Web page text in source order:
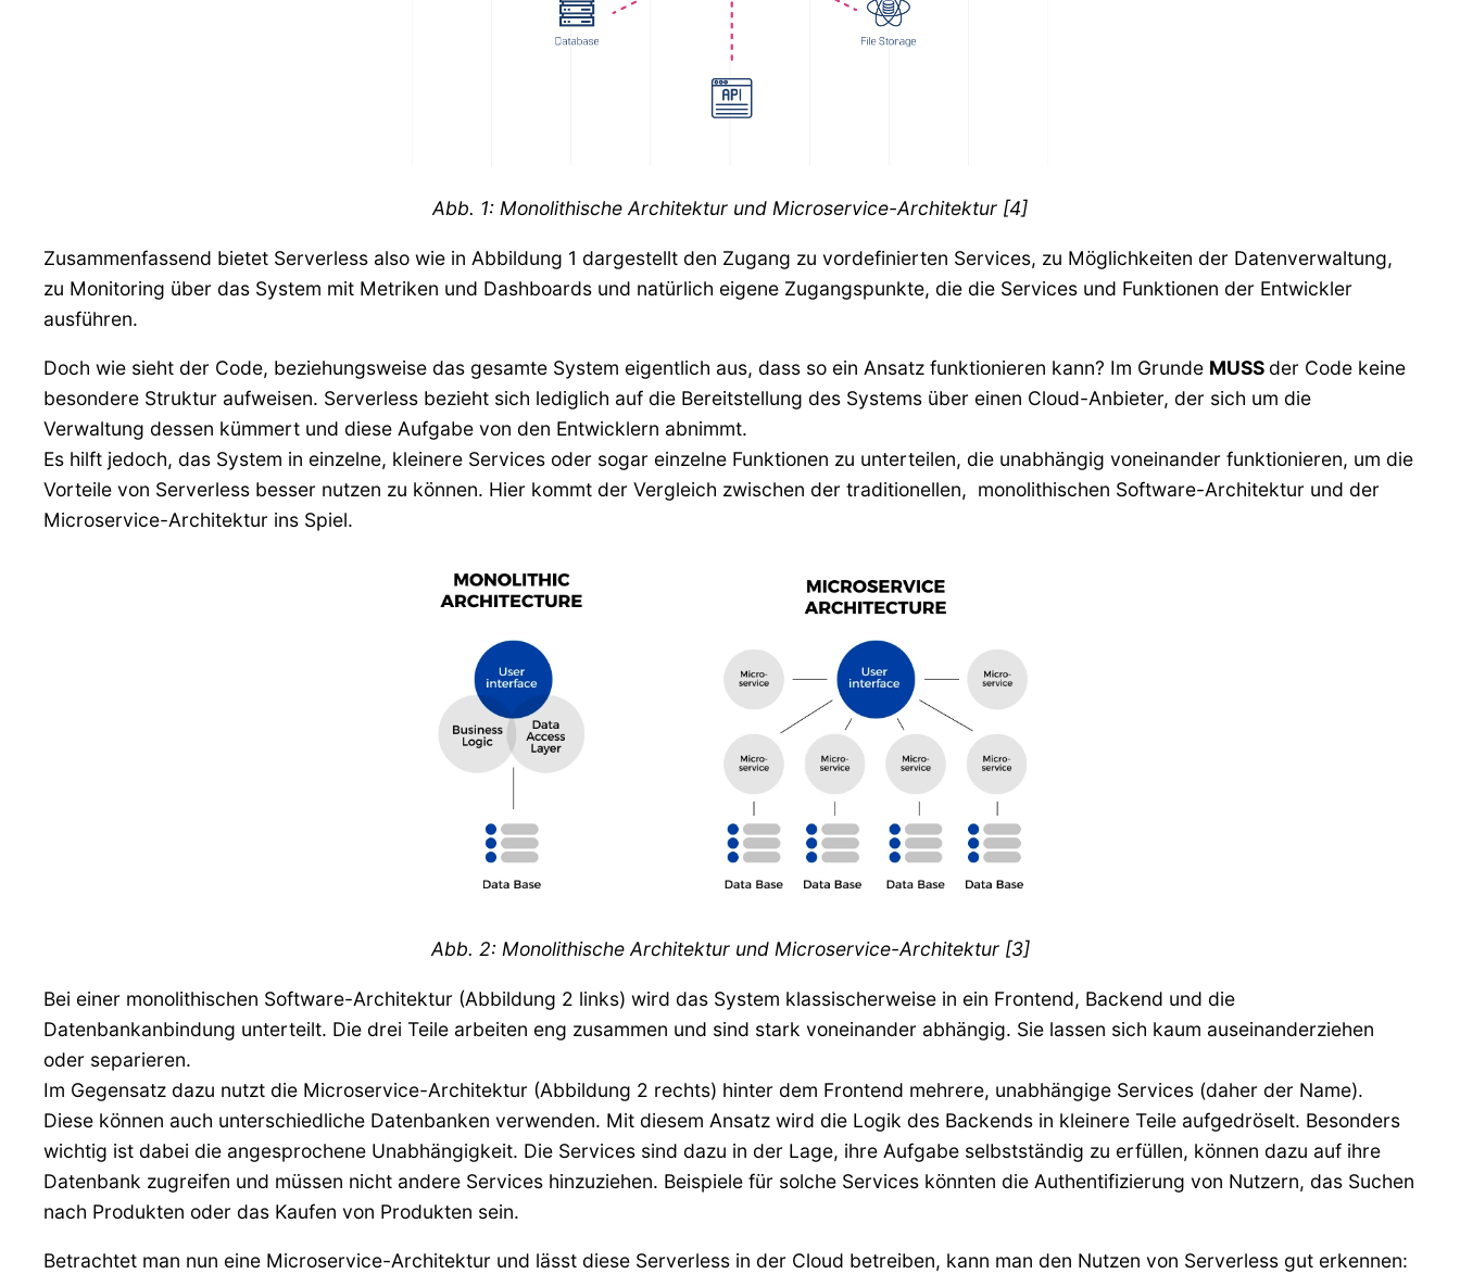
Abb. 1: Monolithische Architektur und Microservice-Architektur [4]
Zusammenfassend bietet Serverless also wie in Abbildung 1 dargestellt den Zugang zu vordefinierten Services, zu Möglichkeiten der Datenverwaltung,
zu Monitoring über das System mit Metriken und Dashboards und natürlich eigene Zugangspunkte, die die Services und Funktionen der Entwickler
ausführen.
Doch wie sieht der Code, beziehungsweise das gesamte System eigentlich aus, dass so ein Ansatz funktionieren kann? Im Grunde MUSS der Code keine
besondere Struktur aufweisen. Serverless bezieht sich lediglich auf die Bereitstellung des Systems über einen Cloud-Anbieter, der sich um die
Verwaltung dessen kümmert und diese Aufgabe von den Entwicklern abnimmt.
Es hilft jedoch, das System in einzelne, kleinere Services oder sogar einzelne Funktionen zu unterteilen, die unabhängig voneinander funktionieren, um die
Vorteile von Serverless besser nutzen zu können. Hier kommt der Vergleich zwischen der traditionellen, monolithischen Software-Architektur und der
Microservice-Architektur ins Spiel.
Abb. 2: Monolithische Architektur und Microservice-Architektur [3]
Bei einer monolithischen Software-Architektur (Abbildung 2 links) wird das System klassischerweise in ein Frontend, Backend und die
Datenbankanbindung unterteilt. Die drei Teile arbeiten eng zusammen und sind stark voneinander abhängig. Sie lassen sich kaum auseinanderziehen
oder separieren.
Im Gegensatz dazu nutzt die Microservice-Architektur (Abbildung 2 rechts) hinter dem Frontend mehrere, unabhängige Services (daher der Name).
Diese können auch unterschiedliche Datenbanken verwenden. Mit diesem Ansatz wird die Logik des Backends in kleinere Teile aufgedröselt. Besonders
wichtig ist dabei die angesprochene Unabhängigkeit. Die Services sind dazu in der Lage, ihre Aufgabe selbstständig zu erfüllen, können dazu auf ihre
Datenbank zugreifen und müssen nicht andere Services hinzuziehen. Beispiele für solche Services könnten die Authentifizierung von Nutzern, das Suchen
nach Produkten oder das Kaufen von Produkten sein.
Betrachtet man nun eine Microservice-Architektur und lässt diese Serverless in der Cloud betreiben, kann man den Nutzen von Serverless gut erkennen: